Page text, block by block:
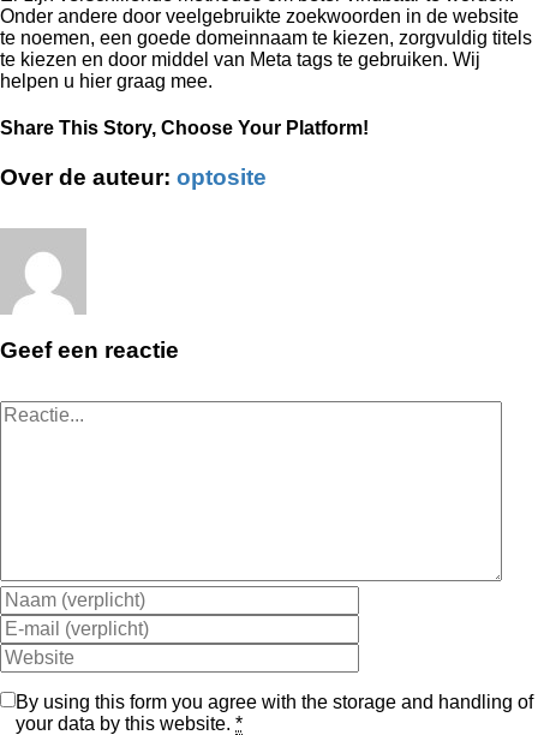
Onder andere door veelgebruikte zoekwoorden in de website
te noemen, een goede domeinnaam te kiezen, zorgvuldig titels
te kiezen en door middel van Meta tags te gebruiken. Wij
helpen u hier graag mee.
Share This Story, Choose Your Platform!
Facebook
X
Reddit
LinkedIn
Tumblr
Pinterest
Vk
E-
Over de auteur: optosite
Geef een reactie
Reactie
By using this form you agree with the storage and handling of
your data by this website. *